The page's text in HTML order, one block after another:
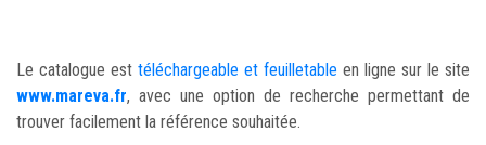
Le catalogue est téléchargeable et feuilletable en ligne sur le site
www.mareva.fr, avec une option de recherche permettant de
trouver facilement la référence souhaitée.